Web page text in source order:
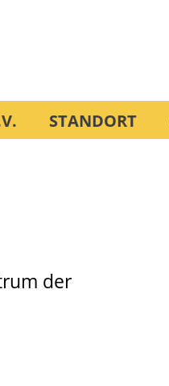
STANDORT
der